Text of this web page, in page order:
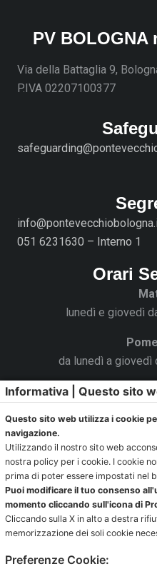
PV BOLOGNA
Via della Battaglia 9,
P.IVA 02207100377
051 6231630 – Interno 1
Orari
lunedì e giovedì
da lunedì a giovedì
La Segreteria si trova al
Ufficio
051
Informativa | Questo sito
Questo sito web utilizza i cookie
navigazione.
Utilizzando il nostro sito web
nostra policy per i cookie. I cookie
prima di poter essere impostati nel
Puoi modificare il tuo consenso
momento cliccando sull'icona di
Cliccando sulla X in alto a destra
memorizzazione dei soli cookie
Preferenze Cookie: